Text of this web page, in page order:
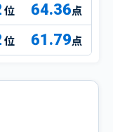
64.36点
61.79点